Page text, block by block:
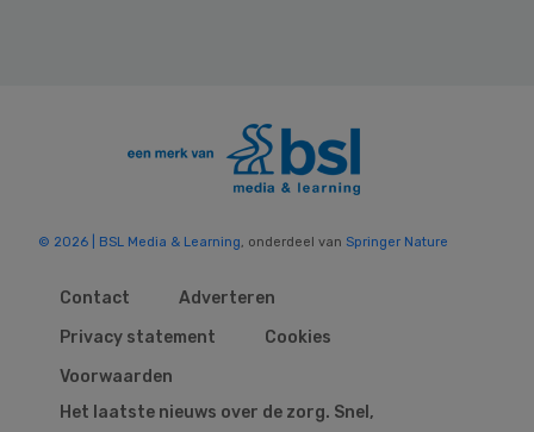
© 2026 | BSL Media & Learning, onderdeel van Springer Nature
Contact
Adverteren
Privacy statement
Cookies
Voorwaarden
Het laatste nieuws over de zorg. Snel,